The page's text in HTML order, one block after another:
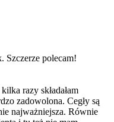
Szczerze polecam!
razy składałam
zadowolona. Cegły są
najważniejsza. Równie